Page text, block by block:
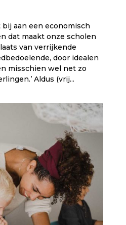
bij aan een economisch
dat maakt onze scholen
van verrijkende
door idealen
misschien wel net zo
Aldus (vrij...